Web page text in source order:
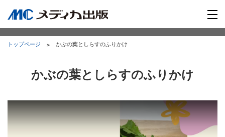
トップページ かぶの葉としらすのふりかけ
かぶの葉としらすのふりかけ